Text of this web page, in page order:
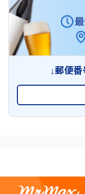
↓郵便